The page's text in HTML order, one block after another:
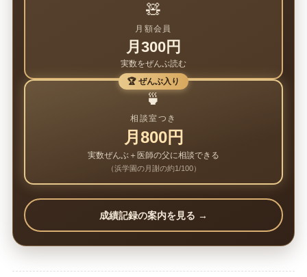
🧸
月額会員
月300円
実数をぜんぶ読む
🏆 ぜんぶ入り
🍵
相談室つき
月800円
実数ぜんぶ＋医師の父に相談できる
（浜学園の月謝の約1/100）
成績記録の案内を見る →